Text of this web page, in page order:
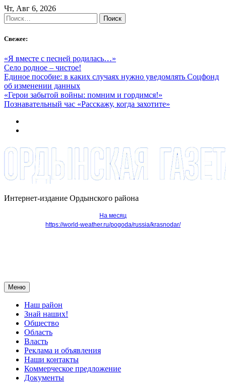
Skip
to
content
Чт, Авг 6, 2026
Найти:
Свежее:
«Я вместе с песней родилась…»
Село родное – чистое!
Единое пособие: в каких случаях нужно уведомлять Соцфонд
об изменении данных
«Герои забытой войны: помним и гордимся!»
Познавательный час «Расскажу, когда захотите»
Интернет-издание Ордынского района
На месяц
https://world-weather.ru/pogoda/russia/krasnodar/
Меню
Наш район
Знай наших!
Общество
Область
Власть
Реклама и объявления
Наши контакты
Коммерческое предложение
Документы